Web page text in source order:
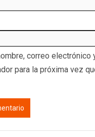
correo electrónico
para la próxima vez